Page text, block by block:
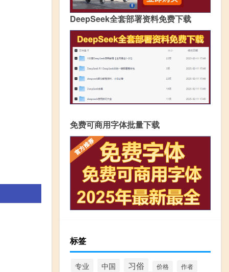
DeepSeek全套部署资料免费下载
免费可商用字体批量下载
标签
专业 中国 习俗 价格 作者